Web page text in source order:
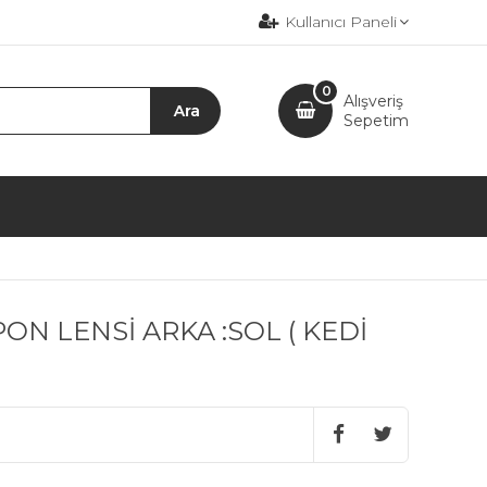
Kullanıcı Paneli
Alışveriş
Sepetim
0
LENSİ ARKA :SOL ( KEDİ